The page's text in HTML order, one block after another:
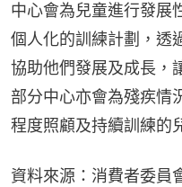
中心會為兒童進行發展
個人化的訓練計劃，透
協助他們發展及成長，
部分中心亦會為殘疾情
程度照顧及持續訓練的
資料來源：消費者委員